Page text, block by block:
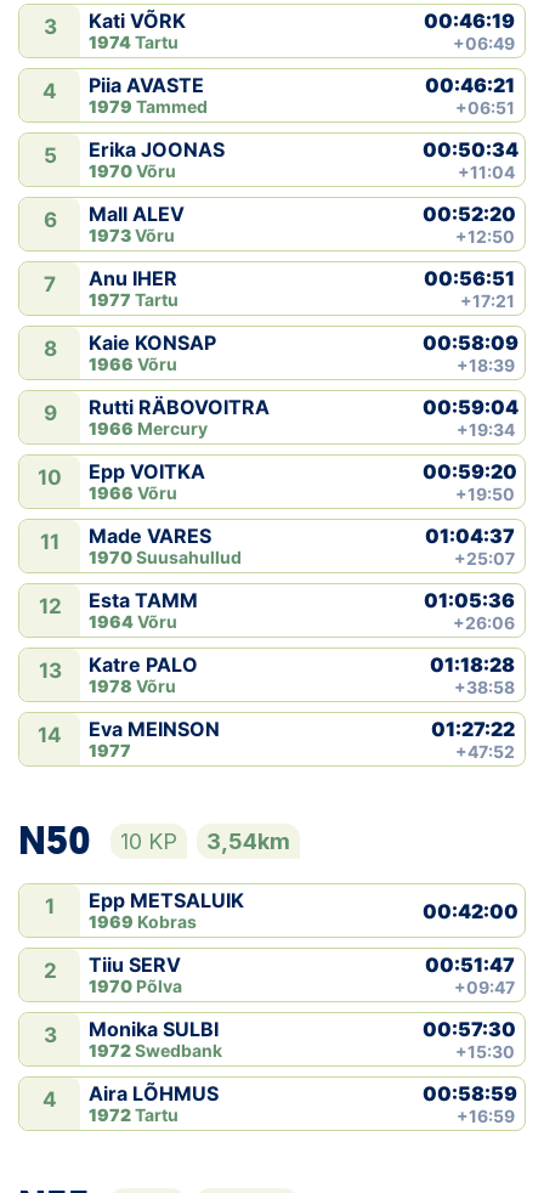
3 Kati VÕRK
1974Tartu
00:46:19
+06:49
4 Piia AVASTE
1979 Tammed
00:46:21
+06:51
5 Erika JOONAS
1970Võru
00:50:34
+11:04
6 Mall ALEV
1973Võru
00:52:20
+12:50
7 Anu IHER
1977 Tartu
00:56:51
+17:21
8 Kaie KONSAP
1966 Võru
00:58:09
+18:39
9 Rutti RÄBOVOITRA
1966 Mercury
00:59:04
+19:34
10 Epp VOITKA
1966 Võru
00:59:20
+19:50
11 Made VARES
1970Suusahullud
01:04:37
+25:07
12 Esta TAMM
1964Võru
01:05:36
+26:06
13 Katre PALO
1978 Võru
01:18:28
+38:58
14 Eva MEINSON
1977
01:27:22
+47:52
N50 10 KP 3,54km
1 Epp METSALUIK
1969 Kobras 00:42:00
2 Tiiu SERV
1970 Põlva
00:51:47
+09:47
3 Monika SULBI
1972Swedbank
00:57:30
+15:30
4 Aira LÕHMUS
1972Tartu
00:58:59
+16:59